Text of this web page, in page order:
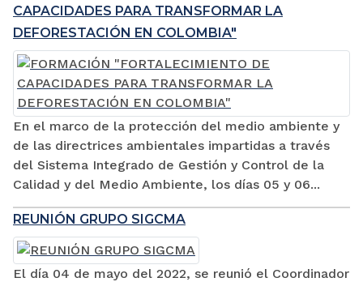
CAPACIDADES PARA TRANSFORMAR LA
DEFORESTACIÓN EN COLOMBIA"
En el marco de la protección del medio ambiente y
de las directrices ambientales impartidas a través
del Sistema Integrado de Gestión y Control de la
Calidad y del Medio Ambiente, los días 05 y 06...
REUNIÓN GRUPO SIGCMA
El día 04 de mayo del 2022, se reunió el Coordinador